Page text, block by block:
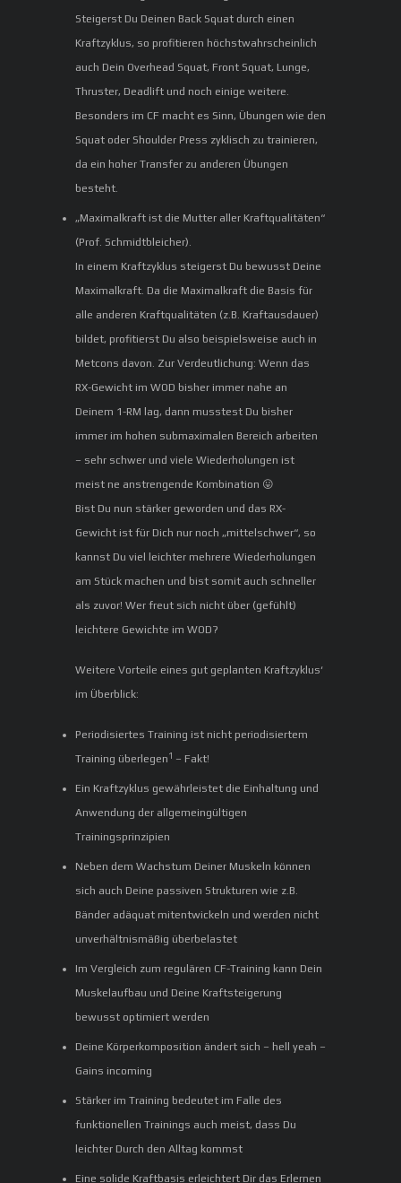
Steigerst Du Deinen Back Squat durch einen
Kraftzyklus, so profitieren höchstwahrscheinlich
auch Dein Overhead Squat, Front Squat, Lunge,
Thruster, Deadlift und noch einige weitere.
Besonders im CF macht es Sinn, Übungen wie den
Squat oder Shoulder Press zyklisch zu trainieren,
da ein hoher Transfer zu anderen Übungen
besteht.
„Maximalkraft ist die Mutter aller Kraftqualitäten“
(Prof. Schmidtbleicher).
In einem Kraftzyklus steigerst Du bewusst Deine
Maximalkraft. Da die Maximalkraft die Basis für
alle anderen Kraftqualitäten (z.B. Kraftausdauer)
bildet, profitierst Du also beispielsweise auch in
Metcons davon. Zur Verdeutlichung: Wenn das
RX-Gewicht im WOD bisher immer nahe an
Deinem 1-RM lag, dann musstest Du bisher
immer im hohen submaximalen Bereich arbeiten
– sehr schwer und viele Wiederholungen ist
meist ne anstrengende Kombination 😛
Bist Du nun stärker geworden und das RX-
Gewicht ist für Dich nur noch „mittelschwer“, so
kannst Du viel leichter mehrere Wiederholungen
am Stück machen und bist somit auch schneller
als zuvor! Wer freut sich nicht über (gefühlt)
leichtere Gewichte im WOD?
Weitere Vorteile eines gut geplanten Kraftzyklus‘
im Überblick:
Periodisiertes Training ist nicht periodisiertem
Training überlegen 1 – Fakt!
Ein Kraftzyklus gewährleistet die Einhaltung und
Anwendung der allgemeingültigen
Trainingsprinzipien
Neben dem Wachstum Deiner Muskeln können
sich auch Deine passiven Strukturen wie z.B.
Bänder adäquat mitentwickeln und werden nicht
unverhältnismäßig überbelastet
Im Vergleich zum regulären CF-Training kann Dein
Muskelaufbau und Deine Kraftsteigerung
bewusst optimiert werden
Deine Körperkomposition ändert sich – hell yeah –
Gains incoming
Stärker im Training bedeutet im Falle des
funktionellen Trainings auch meist, dass Du
leichter Durch den Alltag kommst
Eine solide Kraftbasis erleichtert Dir das Erlernen